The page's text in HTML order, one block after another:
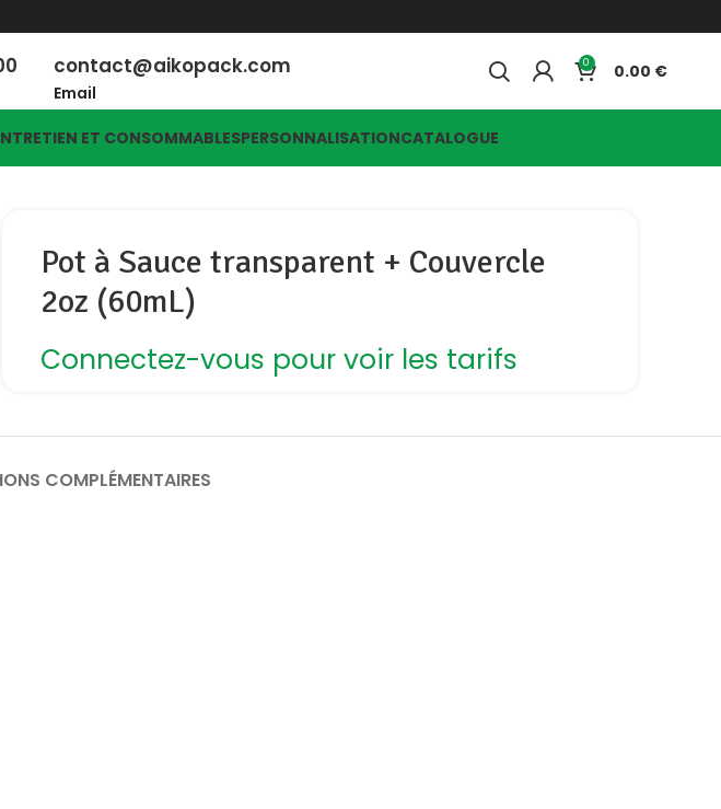
contact@aikopack.com
Email
0 0.00
ET CONSOMMABLESPERSONNALISATIONCATALOGUE
Pot à Sauce transparent + Couvercle
2oz (60mL)
Connectez-vous pour voir les tarifs
COMPLÉMENTAIRES